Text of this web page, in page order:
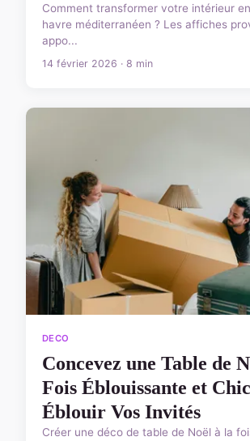
Comment transformer votre intérieur
havre méditerranéen ? Les affiches
appo...
14 février 2026 · 8 min
DECO
Concevez une Table de
Fois Éblouissante et
Éblouir Vos Invités
Créer une déco de table de Noël à la